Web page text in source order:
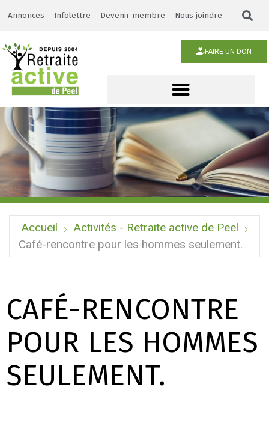
Annonces Infolettre Devenir membre Nous joindre
FAIRE UN DON
Accueil
Activités - Retraite active de Peel
Café-rencontre pour les hommes seulement.
CAFÉ-RENCONTRE
POUR LES HOMMES
SEULEMENT.